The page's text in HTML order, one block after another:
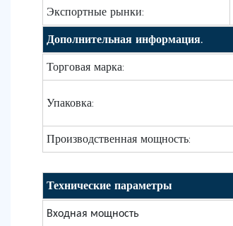
Экспортные рынки:
Дополнительная информация.
Торговая марка:
Упаковка:
Производственная мощность:
Технические параметры
Входная мощность